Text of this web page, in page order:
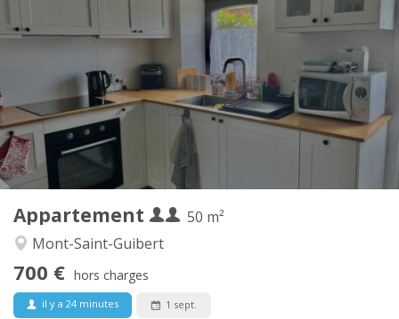
Appartement
50 m²
Mont-Saint-Guibert
700 € hors charges
il y a 24 minutes 1 sept.
Loyer:
700 € (350 €/pers.)
110 € (55 €/pers.)
Durée:
12 mois
Domiciliation:
Non
Aménagement
Salle de bain:
Privée
Cuisine:
Privée (pièce distincte)
Superficie: